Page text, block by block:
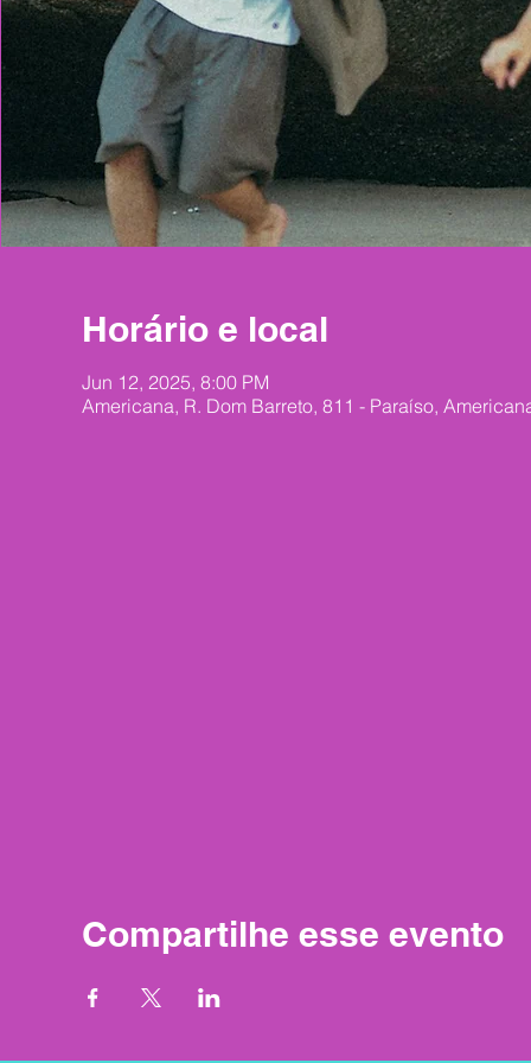
Horário e local
Jun 12, 2025, 8:00 PM
Americana, R. Dom Barreto, 811 - Paraíso,
Compartilhe esse evento